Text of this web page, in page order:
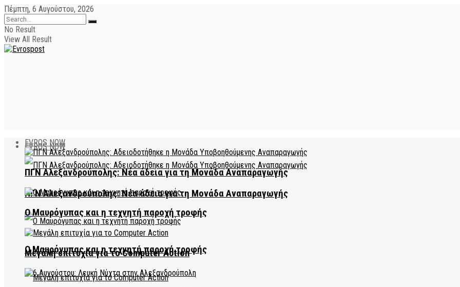
Πέμπτη, 6 Αυγούστου, 2026
No Result
View All Result
EVROS NOW
ΠΓΝ Αλεξανδρούπολης: Νέα άδεια για τη Μονάδα Αναπαραγωγής
Ο Μαυρόγυπας και η τεχνητή παροχή τροφής
EVROS NOW
ΠΓΝ Αλεξανδρούπολης: Νέα άδεια για τη Μονάδα Αναπαραγωγής
Ο Μαυρόγυπας και η τεχνητή παροχή τροφής
Μεγάλη επιτυχία για το Computer Action